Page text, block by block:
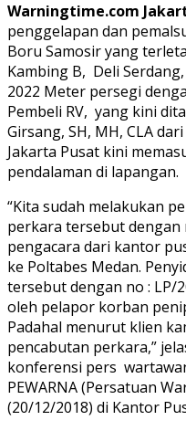
Warningtime.com
penggelapan dan
Boru Samosir yang
Kambing B, Deli
2022 Meter persegi
Pembeli RV, yang kini
Girsang, SH, MH, CLA
Jakarta Pusat kini
pendalaman di lapangan.
“Kita sudah melakukan
perkara tersebut
pengacara dari kantor
ke Poltabes Medan.
tersebut dengan no : LP/
oleh pelapor korban
Padahal menurut klien
pencabutan perkara,”
konferensi pers
PEWARNA (Persatuan
(20/12/2018) di Kantor